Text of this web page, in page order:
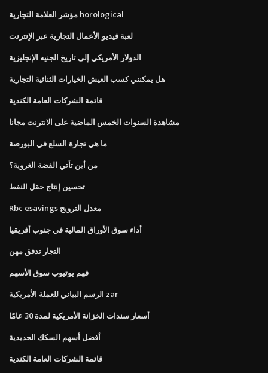
مؤشر العلامة التجارية horological
لعبة فيديو الأعمال التجارية عبر الإنترنت
الدولار الأمريكي إلى تاريخ الجنيه الإنجليزية
هل يمكنني كسب العيش الخيارات الثنائية التجارية
قائمة الشركات العامة الكندية
مشاهدة السنوات الخمس الماضية على الانترنت مجانا
ما هي تجارة السلع في البورصة
من أين تأتي الفضة الغروية؟
تحسين إنتاج حقل النفط
Rbc esavings معدل الترويج
أداء سوق الأوراق المالية في جنوب أفريقيا
التجار تدفق مهن
فهم يوتيوب سوق الأسهم
الرسم البياني للعملة الأمريكية zar
أسعار سندات الخزانة الأمريكية لمدة 30 عامًا
أفضل أسهم السكك الحديدية
قائمة الشركات العامة الكندية